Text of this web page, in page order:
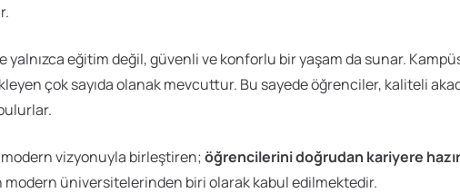
yalnızca eğitim değil, güvenli ve konforlu bir yaşam da sunar.
çok sayıda olanak mevcuttur. Bu sayede öğrenciler, kaliteli
modern vizyonuyla birleştiren;öğrencilerini doğrudan kariyere
modern üniversitelerinden biri olarak kabul edilmektedir.